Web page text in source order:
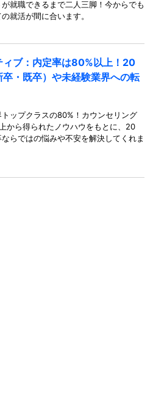
就職できるまで二人三脚！今からでも
就活が間に合います。
ィブ：内定率は80%以上！20
卒・既卒）や未経験業界への転
ップクラスの80%！カウンセリング
から得られたノウハウをもとに、20
らではの悩みや不安を解決してくれま